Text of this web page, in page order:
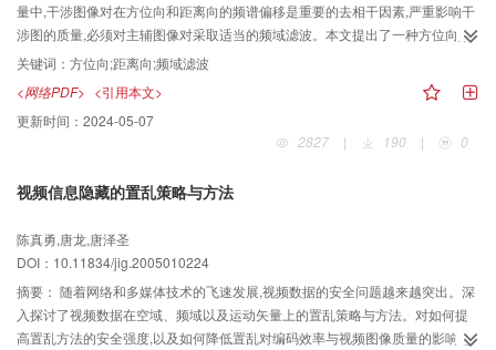
量中,干涉图像对在方位向和距离向的频谱偏移是重要的去相干因素,严重影响干
涉图的质量,必须对主辅图像对采取适当的频域滤波。本文提出了一种方位向频
域滤波和距离向频域滤波的处理流程,即根据频域特征选择在精配准前后做频域
滤波。它既能保证精配准的准确度,又能充分降低频谱偏移导致的去相干,从而保
证干涉图的高质量。利用4组不同时间间隔和垂直基线距的ERS-1/2 SLC(single
look comp lex)数据对进行实验验证,通过对频域滤波前后相干图和残差点的对比
关键词： 方位向;距离向;频域滤波
<网络PDF> <引用本文>
更新时间： 2024-05-07
2827
| 190 | 0
视频信息隐藏的置乱策略与方法
陈真勇,唐龙,唐泽圣
DOI：10.11834/jig.2005010224
摘要： 随着网络和多媒体技术的飞速发展,视频数据的安全问题越来越突出。深
入探讨了视频数据在空域、频域以及运动矢量上的置乱策略与方法。对如何提
高置乱方法的安全强度,以及如何降低置乱对编码效率与视频图像质量的影响进